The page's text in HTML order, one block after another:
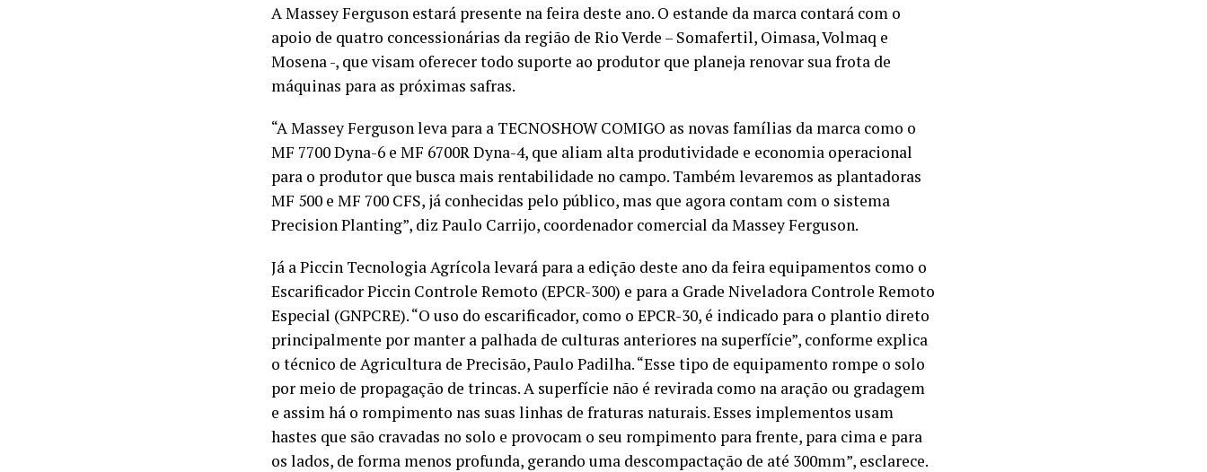
A Massey Ferguson estará presente na feira deste ano. O estande da marca contará com o
apoio de quatro concessionárias da região de Rio Verde – Somafertil, Oimasa, Volmaq e
Mosena -, que visam oferecer todo suporte ao produtor que planeja renovar sua frota de
máquinas para as próximas safras.
“A Massey Ferguson leva para a TECNOSHOW COMIGO as novas famílias da marca como o
MF 7700 Dyna-6 e MF 6700R Dyna-4, que aliam alta produtividade e economia operacional
para o produtor que busca mais rentabilidade no campo. Também levaremos as plantadoras
MF 500 e MF 700 CFS, já conhecidas pelo público, mas que agora contam com o sistema
Precision Planting”, diz Paulo Carrijo, coordenador comercial da Massey Ferguson.
Já a Piccin Tecnologia Agrícola levará para a edição deste ano da feira equipamentos como o
Escarificador Piccin Controle Remoto (EPCR-300) e para a Grade Niveladora Controle Remoto
Especial (GNPCRE). “O uso do escarificador, como o EPCR-30, é indicado para o plantio direto
principalmente por manter a palhada de culturas anteriores na superfície”, conforme explica
o técnico de Agricultura de Precisão, Paulo Padilha. “Esse tipo de equipamento rompe o solo
por meio de propagação de trincas. A superfície não é revirada como na aração ou gradagem
e assim há o rompimento nas suas linhas de fraturas naturais. Esses implementos usam
hastes que são cravadas no solo e provocam o seu rompimento para frente, para cima e para
os lados, de forma menos profunda, gerando uma descompactação de até 300mm”, esclarece.